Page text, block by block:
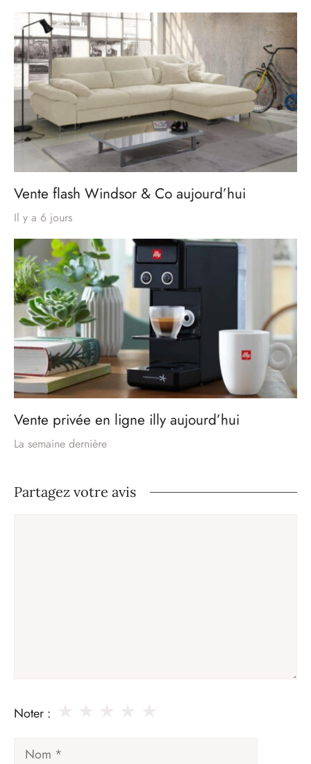
Vente flash Windsor & Co aujourd’hui
Il y a 6 jours
Vente privée en ligne illy aujourd’hui
La semaine dernière
Partagez votre avis
Noter :
Nom